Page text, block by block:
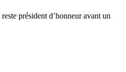
président d’honneur avant un